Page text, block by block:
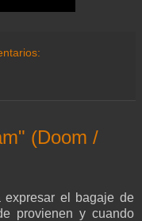
(Doom /
expresar el bagaje de
provienen y cuando